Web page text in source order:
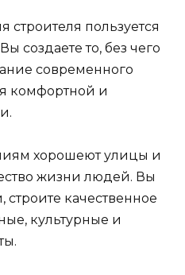
строителя пользуется
создаете то, без чего
современного
комфортной и
хорошеют улицы и
жизни людей. Вы
качественное
культурные и